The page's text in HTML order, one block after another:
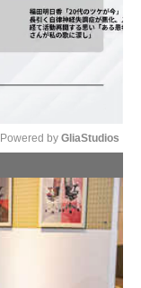
Powered by GliaStudios